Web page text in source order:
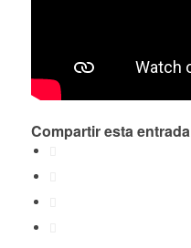
Compartir esta entrada